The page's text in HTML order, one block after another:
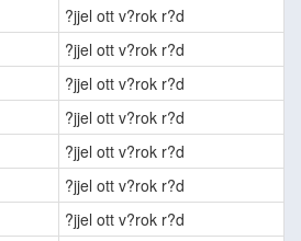
?jjel ott v?rok r?d
?jjel ott v?rok r?d
?jjel ott v?rok r?d
?jjel ott v?rok r?d
?jjel ott v?rok r?d
?jjel ott v?rok r?d
?jjel ott v?rok r?d